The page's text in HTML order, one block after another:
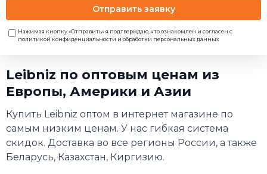
Отправить заявку
Нажимая кнопку «Отправить» я подтверждаю, что ознакомлен и согласен с
политикой конфиденциальности и обработки персональных данных
Leibniz по оптовым ценам из
Европы, Америки и Азии
Купить Leibniz оптом в интернет магазине по
самым низким ценам. У нас гибкая система
скидок. Доставка во все регионы России, а также
Беларусь, Казахстан, Киргизию.